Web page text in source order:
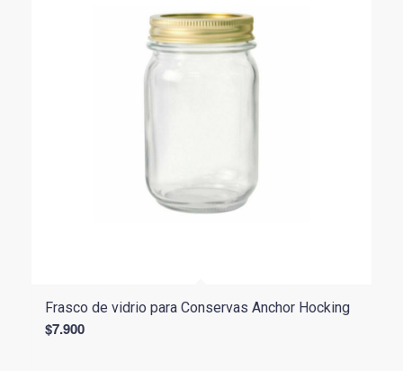
Frasco de vidrio para Conservas Anchor Hocking
$7.900